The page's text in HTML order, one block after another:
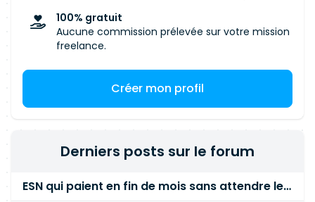
100% gratuit
Aucune commission prélevée sur votre mission
freelance.
Créer mon profil
Derniers posts sur le forum
ESN qui paient en fin de mois sans attendre le paiement client ?